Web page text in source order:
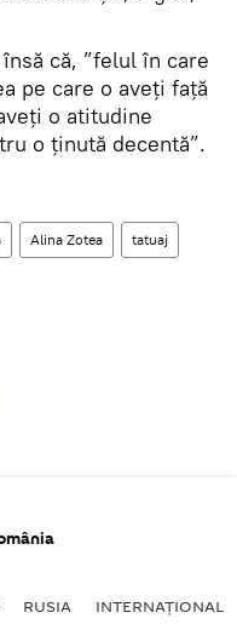
că, ”felul în care
pe care o aveți față
o atitudine
o ținută decentă”.
Alina Zotea tatuaj
RUSIA INTERNAŢIONAL